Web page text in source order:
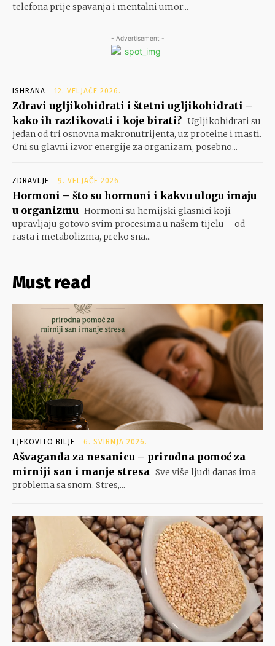
telefona prije spavanja i mentalni umor...
- Advertisement -
ISHRANA 12. VELJAČE 2026.
Zdravi ugljikohidrati i štetni ugljikohidrati –
kako ih razlikovati i koje birati? Ugljikohidrati su
jedan od tri osnovna makronutrijenta, uz proteine i masti.
Oni su glavni izvor energije za organizam, posebno...
ZDRAVLJE 9. VELJAČE 2026.
Hormoni – što su hormoni i kakvu ulogu imaju
u organizmu Hormoni su hemijski glasnici koji
upravljaju gotovo svim procesima u našem tijelu – od
rasta i metabolizma, preko sna...
Must read
LJEKOVITO BILJE 6. SVIBNJA 2026.
Ašvaganda za nesanicu – prirodna pomoć za
mirniji san i manje stresa Sve više ljudi danas ima
problema sa snom. Stres,...